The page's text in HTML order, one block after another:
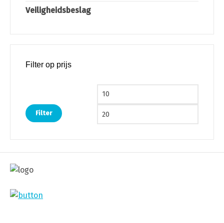
Veiligheidsbeslag
Filter op prijs
Min. prijs
Filter